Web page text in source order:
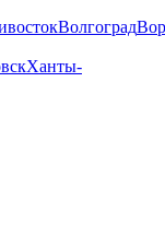
Волгоград
Ханты-